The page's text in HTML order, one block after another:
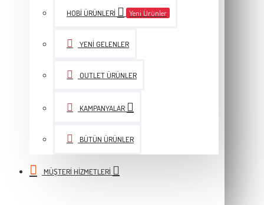
HOBI ÜRÜNLERI Yeni Ürünler
YENI GELENLER
OUTLET ÜRÜNLER
KAMPANYALAR
BÜTÜN ÜRÜNLER
MÜŞTERI HIZMETLERI